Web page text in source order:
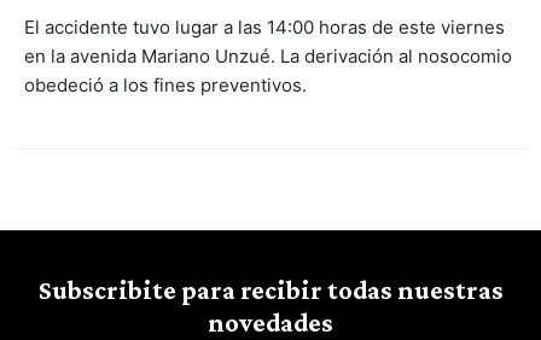
El accidente tuvo lugar a las 14:00 horas de este viernes
en la avenida Mariano Unzué. La derivación al nosocomio
obedeció a los fines preventivos.
Subscribite para recibir todas nuestras
novedades